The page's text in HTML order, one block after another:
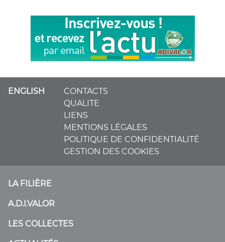
ENGLISH
CONTACTS
QUALITE
LIENS
MENTIONS LÉGALES
POLITIQUE DE CONFIDENTIALITÉ
GESTION DES COOKIES
LA FILIÈRE
A.D.I.VALOR
LES COLLECTES